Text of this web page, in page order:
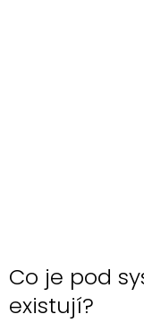
Co je pod
existují?